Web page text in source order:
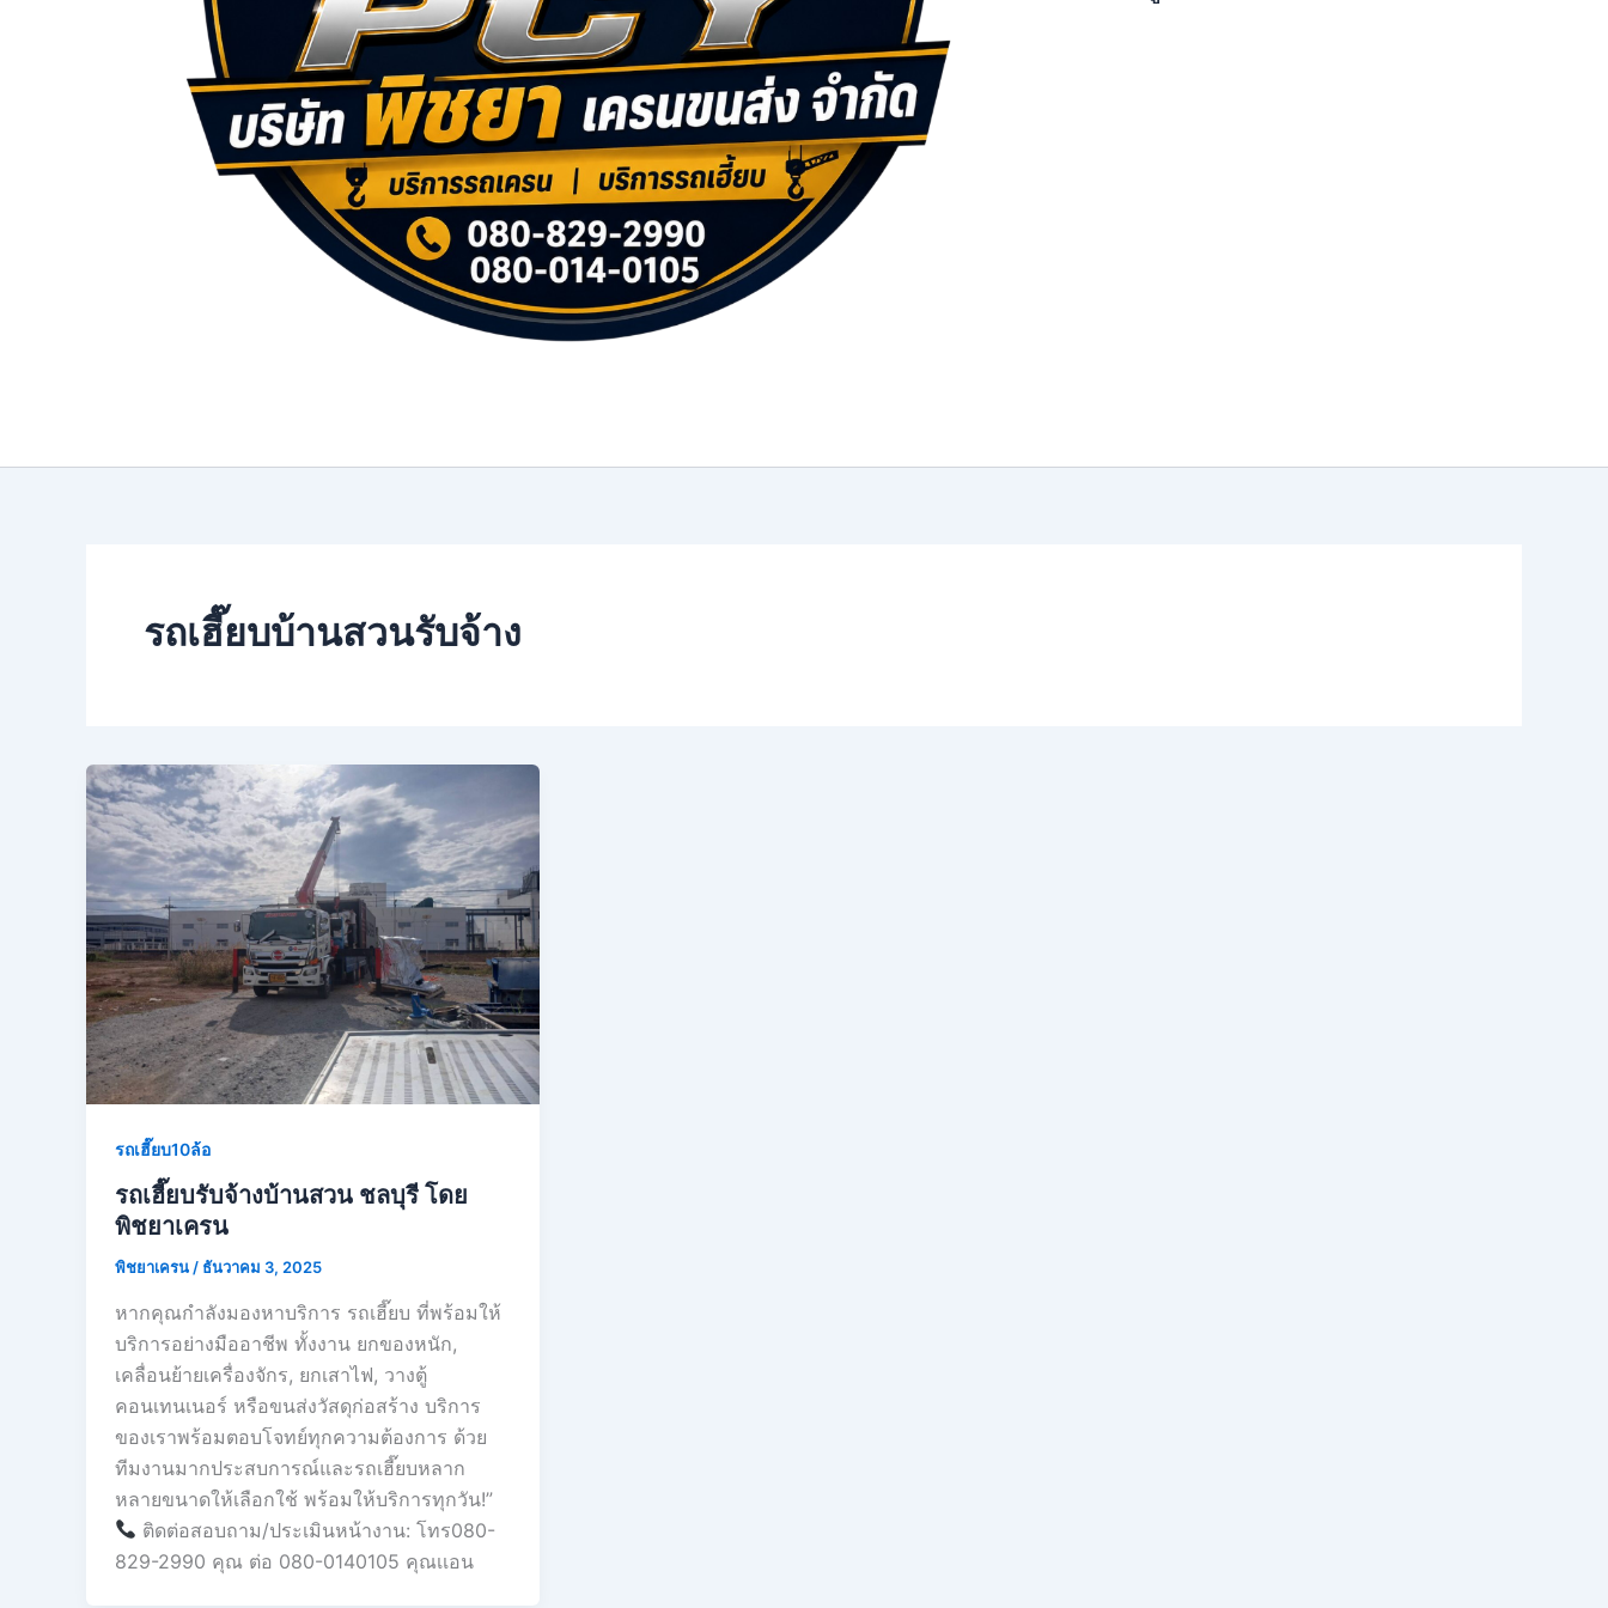
รถเฮี๊ยบบ้านสวนรับจ้าง
รถเฮี๊ยบ10ล้อ
รถเฮี๊ยบรับจ้างบ้านสวน ชลบุรี โดย
พิชยาเครน
พิชยาเครน/ ธันวาคม 3, 2025
หากคุณกำลังมองหาบริการ รถเฮี๊ยบ ที่พร้อมให้
บริการอย่างมืออาชีพ ทั้งงาน ยกของหนัก,
เคลื่อนย้ายเครื่องจักร, ยกเสาไฟ, วางตู้
คอนเทนเนอร์ หรือขนส่งวัสดุก่อสร้าง บริการ
ของเราพร้อมตอบโจทย์ทุกความต้องการ ด้วย
ทีมงานมากประสบการณ์และรถเฮี๊ยบหลาก
หลายขนาดให้เลือกใช้ พร้อมให้บริการทุกวัน!”
ติดต่อสอบถาม/ประเมินหน้างาน: โทร080-
829-2990 คุณ ต่อ 080-0140105 คุณเเอน